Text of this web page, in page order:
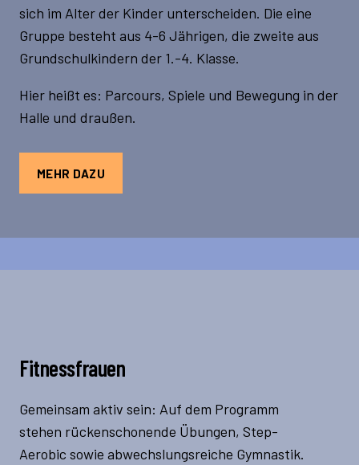
sich im Alter der Kinder unterscheiden. Die eine
Gruppe besteht aus 4-6 Jährigen, die zweite aus
Grundschulkindern der 1.-4. Klasse.
Hier heißt es: Parcours, Spiele und Bewegung in der
Halle und draußen.
MEHR DAZU
Fitnessfrauen
Gemeinsam aktiv sein: Auf dem Programm
stehen rückenschonende Übungen, Step-
Aerobic sowie abwechslungsreiche Gymnastik.